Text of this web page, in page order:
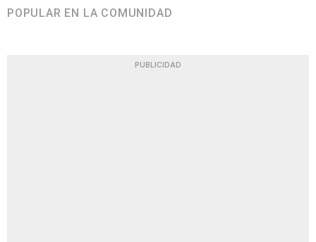
POPULAR EN LA COMUNIDAD
PUBLICIDAD